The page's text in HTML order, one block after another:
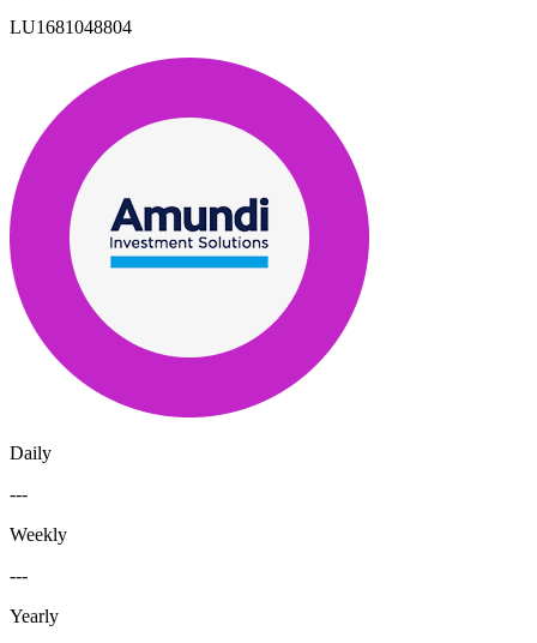
LU1681048804
Daily
---
Weekly
---
Yearly